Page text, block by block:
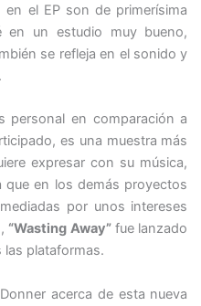
el EP son de primerísima
en un estudio muy bueno,
se refleja en el sonido y
personal en comparación a
es una muestra más
expresar con su música,
en los demás proyectos
por unos intereses
“Wasting Away”fue lanzado
plataformas.
acerca de esta nueva